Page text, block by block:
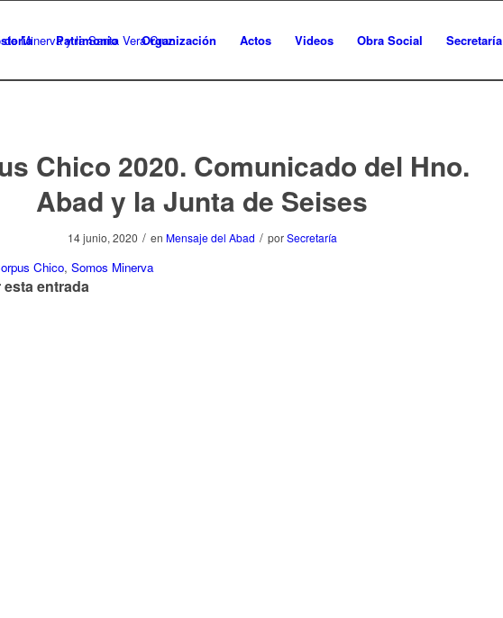
Patrimonio Organización Actos Videos Obra Social Secretaría
Chico 2020. Comunicado del Hno.
Abad y la Junta de Seises
14 junio, 2020 / en Mensaje del Abad / porSecretaría
Chico, Somos Minerva
entrada